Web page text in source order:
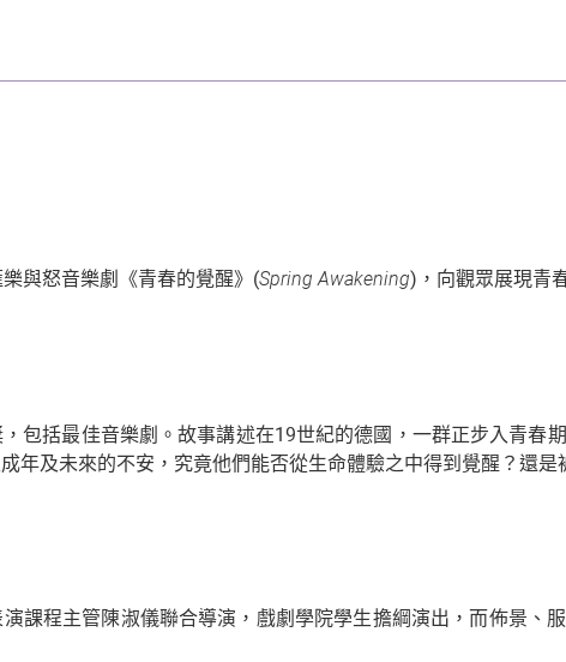
與怒音樂劇《青春的覺醒》(Spring Awakening)，向觀眾展現青
包括最佳音樂劇。故事講述在19世紀的德國，一群正步入青春
及未來的不安，究竟他們能否從生命體驗之中得到覺醒？還是
課程主管陳淑儀聯合導演，戲劇學院學生擔綱演出，而佈景、